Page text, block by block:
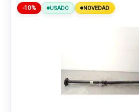
-10% USADO NOVEDAD